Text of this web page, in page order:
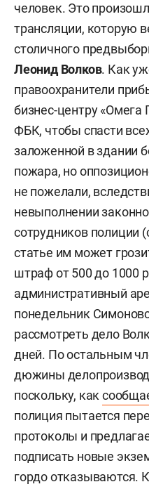
человек. Это
трансляции, которую
столичного
Леонид Волков. Как
правоохранители
бизнес-центру «Омега
ФБК, чтобы спасти
заложенной в здании
пожара, но
не пожелали,
невыполнении
сотрудников полиции
статье им может
штраф от 500 до 1000
административный
понедельник
рассмотреть дело
дней. По остальным
дюжины
поскольку, как
полиция пытается
протоколы и
подписать новые
гордо отказываются.